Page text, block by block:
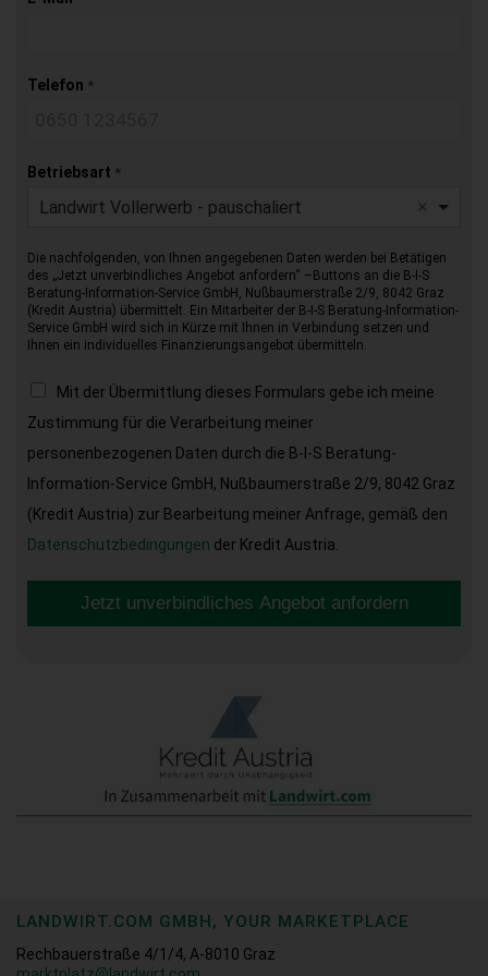
Telefon *
Betriebsart *
Landwirt Vollerwerb - pauschaliert
Die nachfolgenden, von Ihnen angegebenen Daten werden bei Betätigen
des „Jetzt unverbindliches Angebot anfordern“ –Buttons an die B-I-S
Beratung-Information-Service GmbH, Nußbaumerstraße 2/9, 8042 Graz
(Kredit Austria) übermittelt. Ein Mitarbeiter der B-I-S Beratung-Information-
Service GmbH wird sich in Kürze mit Ihnen in Verbindung setzen und
Ihnen ein individuelles Finanzierungsangebot übermitteln.
Mit der Übermittlung dieses Formulars gebe ich meine
Zustimmung für die Verarbeitung meiner
personenbezogenen Daten durch die B-I-S Beratung-
Information-Service GmbH, Nußbaumerstraße 2/9, 8042 Graz
(Kredit Austria) zur Bearbeitung meiner Anfrage, gemäß den
Datenschutzbedingungen der Kredit Austria.
Jetzt unverbindliches Angebot anfordern
LANDWIRT.COM GMBH, YOUR MARKETPLACE
Rechbauerstraße 4/1/4, A-8010 Graz